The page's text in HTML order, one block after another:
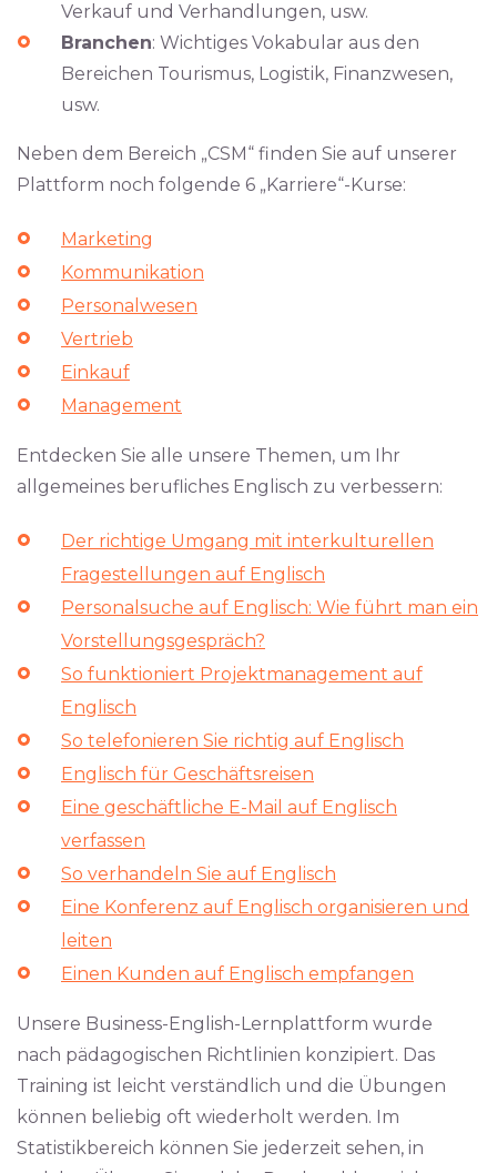
Verkauf und Verhandlungen, usw.
Branchen: Wichtiges Vokabular aus den
Bereichen Tourismus, Logistik, Finanzwesen,
usw.
Neben dem Bereich „CSM“ finden Sie auf unserer
Plattform noch folgende 6 „Karriere“-Kurse:
Marketing
Kommunikation
Personalwesen
Vertrieb
Einkauf
Management
Entdecken Sie alle unsere Themen, um Ihr
allgemeines berufliches Englisch zu verbessern:
Der richtige Umgang mit interkulturellen
Fragestellungen auf Englisch
Personalsuche auf Englisch: Wie führt man ein
Vorstellungsgespräch?
So funktioniert Projektmanagement auf
Englisch
So telefonieren Sie richtig auf Englisch
Englisch für Geschäftsreisen
Eine geschäftliche E-Mail auf Englisch
verfassen
So verhandeln Sie auf Englisch
Eine Konferenz auf Englisch organisieren und
leiten
Einen Kunden auf Englisch empfangen
Unsere Business-English-Lernplattform wurde
nach pädagogischen Richtlinien konzipiert. Das
Training ist leicht verständlich und die Übungen
können beliebig oft wiederholt werden. Im
Statistikbereich können Sie jederzeit sehen, in